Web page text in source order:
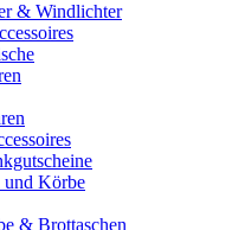
& Windlichter
und Körbe
& Brottaschen